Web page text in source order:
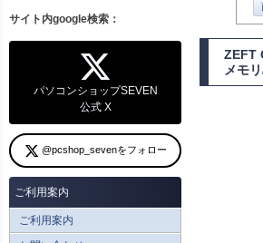
ZEFT
メモ
サイト内google検索：
パソコンショップSEVEN
公式 X
@pcshop_sevenをフォロー
ご利用案内
ご利用案内